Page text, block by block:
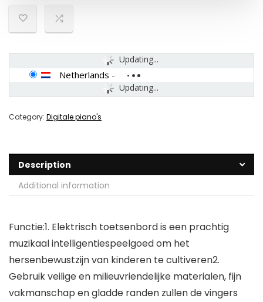
Updating...
Updating...
Netherlands -
Category: Digitale piano's
Description
Additional information
Functie:1. Elektrisch toetsenbord is een prachtig
muzikaal intelligentiespeelgoed om het
hersenbewustzijn van kinderen te cultiveren2.
Gebruik veilige en milieuvriendelijke materialen, fijn
vakmanschap en gladde randen zullen de vingers